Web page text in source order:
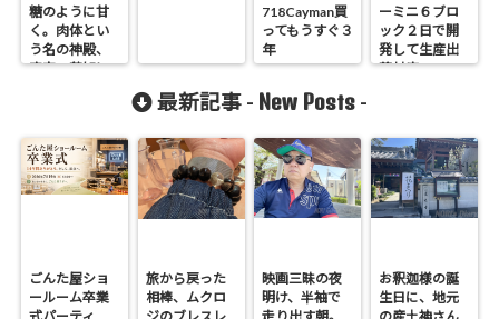
糖のように甘
く。肉体とい
う名の神殿、
宇宙の英知に
718Cayman買
ってもうすぐ３
年
ーミニ６ブロ
ック２日で開
発して生産出
荷対応
最新記事 - New Posts -
ごんた屋ショ
ールーム卒業
旅から戻った
相棒、ムクロ
映画三昧の夜
明け、半袖で
お釈迦様の誕
生日に、地元